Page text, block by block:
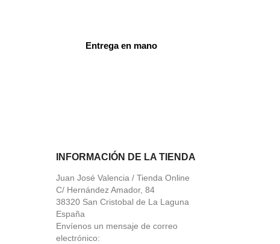
Entrega en mano
INFORMACIÓN DE LA TIENDA
Juan José Valencia / Tienda Online
C/ Hernández Amador, 84
38320 San Cristobal de La Laguna
España
Envíenos un mensaje de correo
electrónico: